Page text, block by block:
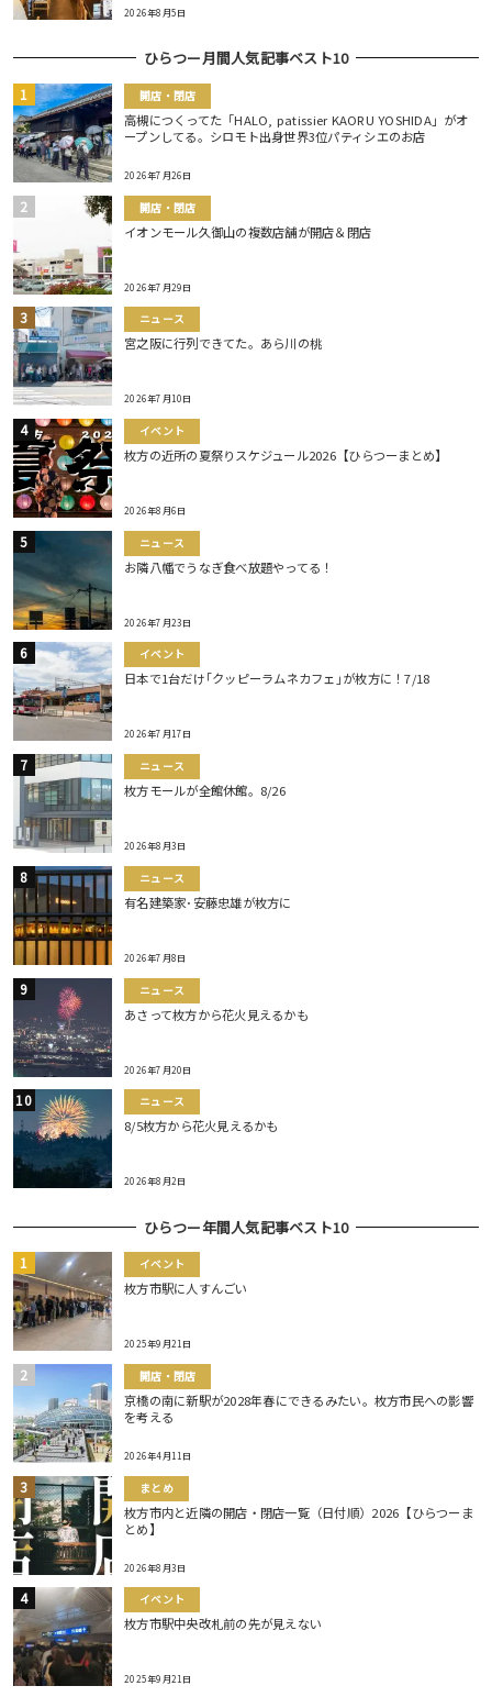
2026年8月5日
ひらつー月間人気記事ベスト10
開店・閉店
高槻につくってた「HALO, patissier KAORU YOSHIDA」がオ
ープンしてる。シロモト出身世界3位パティシエのお店
2026年7月26日
開店・閉店
イオンモール久御山の複数店舗が開店＆閉店
2026年7月29日
ニュース
宮之阪に行列できてた。あら川の桃
2026年7月10日
イベント
枚方の近所の夏祭りスケジュール2026【ひらつーまとめ】
2026年8月6日
ニュース
お隣八幡でうなぎ食べ放題やってる！
2026年7月23日
イベント
日本で1台だけ｢クッピーラムネカフェ｣が枚方に！7/18
2026年7月17日
ニュース
枚方モールが全館休館。8/26
2026年8月3日
ニュース
有名建築家･安藤忠雄が枚方に
2026年7月8日
ニュース
あさって枚方から花火見えるかも
2026年7月20日
ニュース
8/5枚方から花火見えるかも
2026年8月2日
ひらつー年間人気記事ベスト10
イベント
枚方市駅に人すんごい
2025年9月21日
開店・閉店
京橋の南に新駅が2028年春にできるみたい。枚方市民への影響
を考える
2026年4月11日
まとめ
枚方市内と近隣の開店・閉店一覧（日付順）2026【ひらつーま
とめ】
2026年8月3日
イベント
枚方市駅中央改札前の先が見えない
2025年9月21日